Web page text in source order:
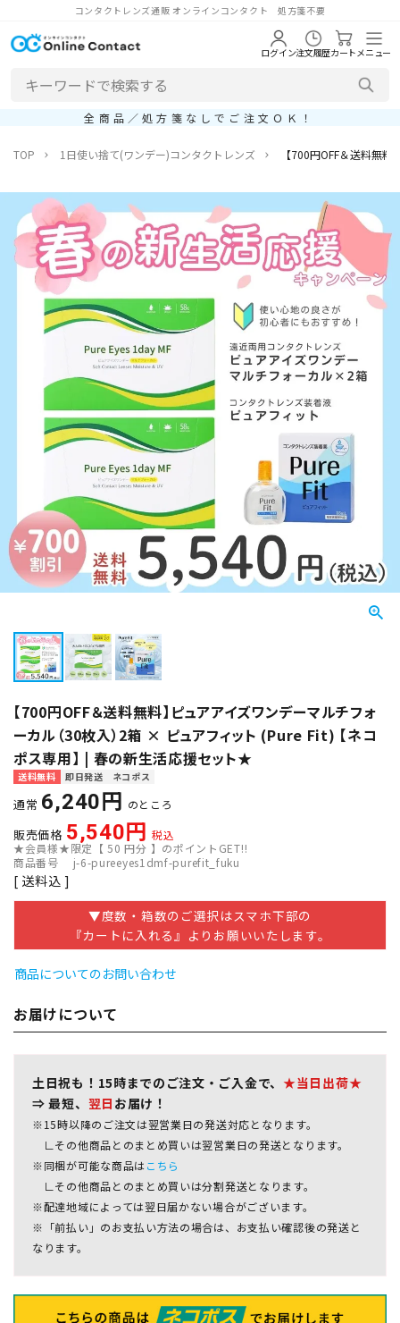
コンタクトレンズ通販 オンラインコンタクト 処方箋不要
ログイン注文履歴カートメニュー
全商品／処方箋なしでご注文ＯＫ！
TOP 1日使い捨て(ワンデー)コンタクトレンズ 【700円OFF＆送料無
【700円OFF＆送料無料】ピュアアイズワンデーマルチフォ
ーカル（30枚入）2箱 × ピュアフィット (Pure Fit) 【ネコ
ポス専用】 | 春の新生活応援セット★
送料無料 即日発送 ネコポス
通常 6,240 のところ
販売価格 5,540
税込
★会員様★限定【 50 円分 】のポイントGET!!
商品番号
j-6-pureeyes1dmf-purefit_fuku
送料込
▼度数・箱数のご選択はスマホ下部の
『カートに入れる』よりお願いいたします。
商品についてのお問い合わせ
お届けについて
土日祝も！15時までのご注文・ご入金で、 ★当日出荷★
⇒ 最短、 翌日 お届け！
※15時以降のご注文は翌営業日の発送対応となります。
∟その他商品とのまとめ買いは翌営業日の発送となります。
※同梱が可能な商品はこちら
∟その他商品とのまとめ買いは分割発送となります。
※配達地域によっては翌日届かない場合がございます。
※「前払い」のお支払い方法の場合は、お支払い確認後の発送と
なります。